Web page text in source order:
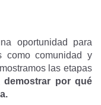
oportunidad para
como comunidad y
las etapas
demostrar por qué